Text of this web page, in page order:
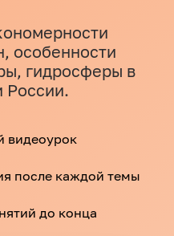
особенности
гидросферы в
России.
видеоурок
после каждой темы
до конца